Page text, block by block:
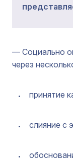
— Социально
через
принятие
слияние с